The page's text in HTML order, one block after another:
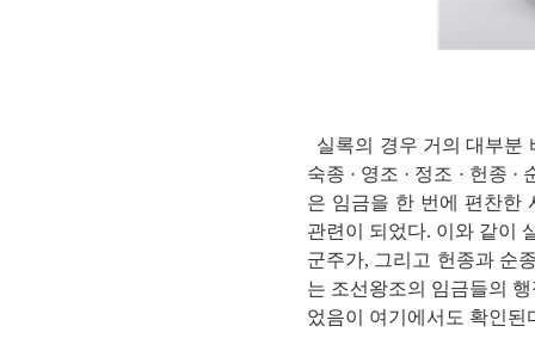
실록의 경우 거의 대부분
숙종 · 영조 · 정조 · 헌종
은 임금을 한 번에 편찬한
관련이 되었다. 이와 같이
군주가, 그리고 헌종과 순
는 조선왕조의 임금들의
었음이 여기에서도 확인